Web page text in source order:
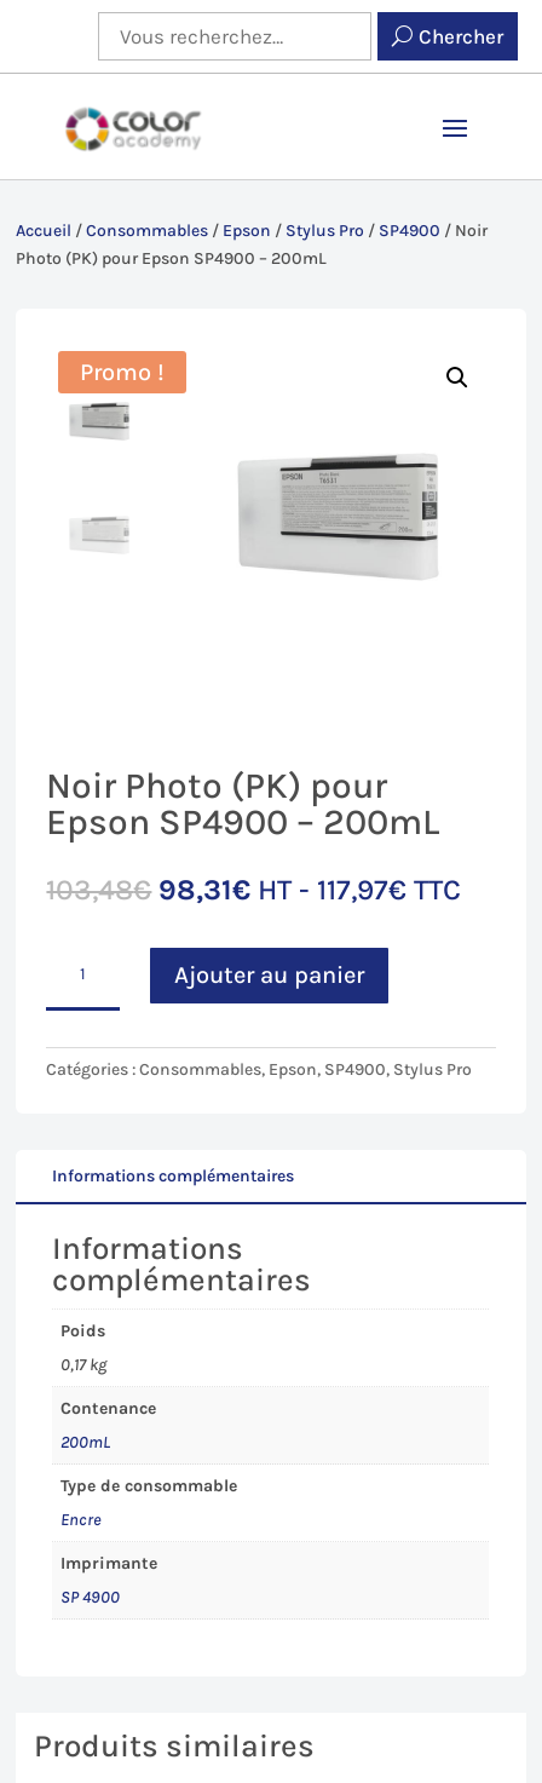
Chercher
Accueil /Consommables / Epson / Stylus Pro / SP4900 / Noir
Photo (PK) pour Epson SP4900 – 200mL
Promo !
Noir Photo (PK) pour
Epson SP4900 – 200mL
103,48€ Le
initial
était :
103,48€.
98,31€Le
actuel
est :
98,31€.
HT - 117,97€ TTC
Noir
(PK)
200mL
Ajouter au panier
Catégories : Consommables, Epson, SP4900, Stylus Pro
Informations complémentaires
Informations
complémentaires
Poids
0,17 kg
Contenance
200mL
Type de consommable
Encre
Imprimante
SP 4900
Produits similaires